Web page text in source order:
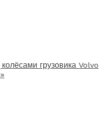
грузовика Volvo